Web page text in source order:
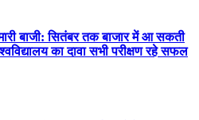
बाजी: सितंबर तक बाजार में आ सकती
का दावा सभी परीक्षण रहे सफल